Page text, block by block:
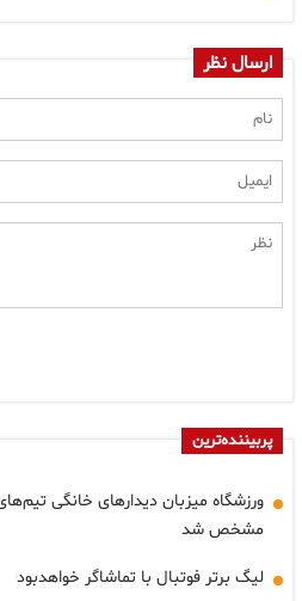
ارسال نظر
پربیننده‌ترین
ورزشگاه میزبان دیدارهای خانگی
مشخص شد
لیگ برتر فوتبال با تماشاگر خواهدبود